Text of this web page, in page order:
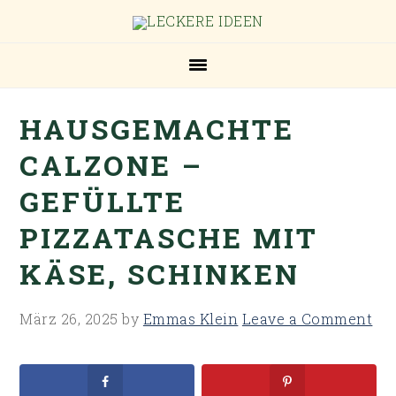
navigation
content
sidebar
HAUSGEMACHTE
CALZONE –
GEFÜLLTE
PIZZATASCHE MIT
KÄSE, SCHINKEN
März 26, 2025 by Emmas Klein Leave a Comment